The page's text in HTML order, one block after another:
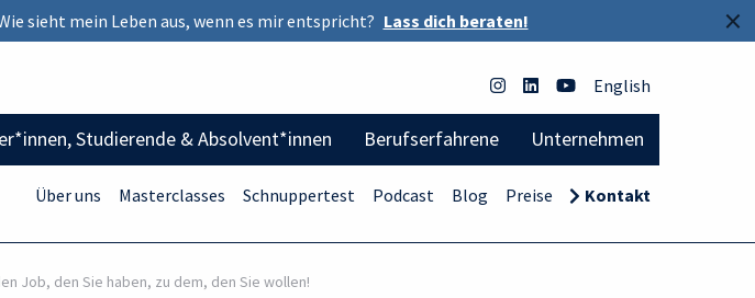
×
sieht mein Leben aus, wenn es mir entspricht? Lass dich beraten!
English
Studierende & Absolvent*innen Berufserfahrene Unternehmen
Über uns Masterclasses Schnuppertest Podcast Blog Preise Kontakt
Job, den Sie haben, zu dem, den Sie wollen!